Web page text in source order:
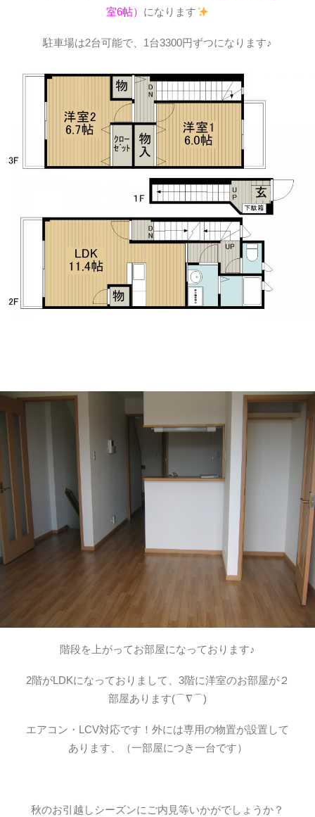
室6帖） になります
駐車場は2台可能で、1台3300円ずつになります♪
階段を上がってお部屋になっております♪
2階がLDKになっておりまして、3階に洋室のお部屋が２
部屋あります(⌒∇⌒)
エアコン・LCV対応です！外には専用の物置が設置して
あります、（一部屋につき一台です）
秋のお引越しシーズンにご内見等いかがでしょうか？